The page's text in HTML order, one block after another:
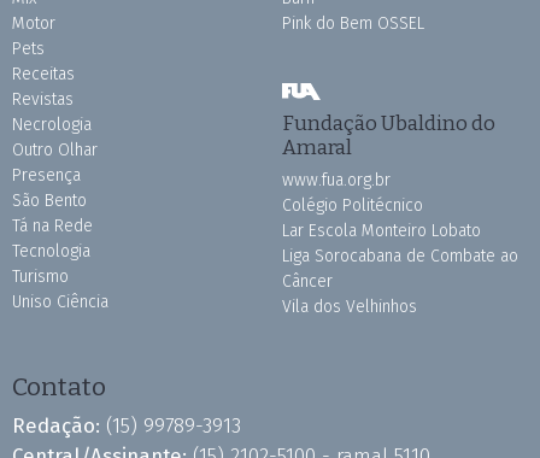
Motor
Pets
Receitas
Revistas
Necrologia
Outro Olhar
Presença
São Bento
Tá na Rede
Tecnologia
Turismo
Uniso Ciência
Pink do Bem OSSEL
Fundação Ubaldino do
Amaral
www.fua.org.br
Colégio Politécnico
Lar Escola Monteiro Lobato
Liga Sorocabana de Combate ao
Câncer
Vila dos Velhinhos
Contato
Redação: (15) 99789-3913